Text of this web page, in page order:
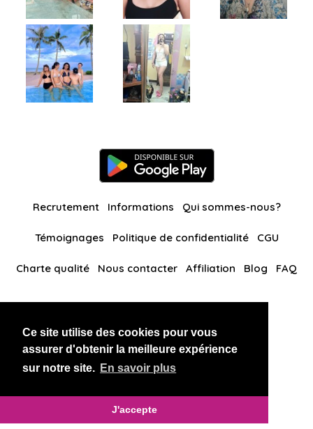
Ce site utilise des cookies pour vous
assurer d'obtenir la meilleure expérience
sur notre site. En savoir plus
J'accepte
Recrutement Informations Qui sommes-nous?
Témoignages Politique de confidentialité CGU
Charte qualité Nous contacter Affiliation Blog FAQ
BlackAndBeauties RussianKisses
Copyright 2026 thaidatevip